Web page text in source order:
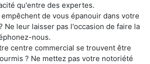
qu'entre des expertes.
de vous épanouir dans votre
Ne leur laisser pas l'occasion de faire la
nous.
centre commercial se trouvent être
? Ne mettez pas votre notoriété